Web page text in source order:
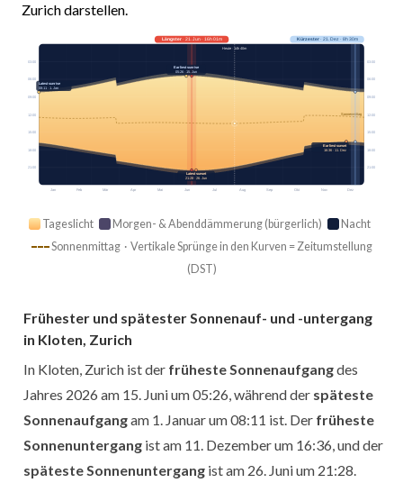
Zurich darstellen.
Jan Feb Mär Apr Mai Jun Jul Aug Sep Okt Nov Dez
Sonnenmittag
03:00 03:00
06:00 06:00
09:00 09:00
12:00 12:00
15:00 15:00
18:00 18:00
21:00 21:00
Längster· 21. Jun · 16h 01m Kürzester· 21. Dez · 8h 30m
Heute · 14h 40m
Earliest sunrise
05:26 · 15. Jun
Latest sunrise
08:11 · 1. Jan
Earliest sunset
16:36 · 11. Dez
Latest sunset
21:28 · 26. Jun
Tageslicht Morgen- & Abenddämmerung (bürgerlich)
Nacht
Sonnenmittag · Vertikale Sprünge in den Kurven = Zeitumstellung
(DST)
Frühester und spätester Sonnenauf- und -untergang
in Kloten, Zurich
In Kloten, Zurich ist der früheste Sonnenaufgangdes
Jahres 2026 am 15. Juni um 05:26, während der späteste
Sonnenaufgangam 1. Januar um 08:11 ist. Der früheste
Sonnenuntergang ist am 11. Dezember um 16:36, und der
späteste Sonnenuntergang ist am 26. Juni um 21:28.